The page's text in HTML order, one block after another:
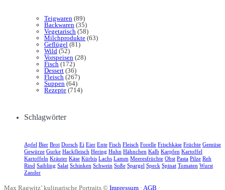
Teigwaren (89)
Backwaren (35)
Vegetarisch (58)
Milchprodukte (63)
Geflügel (81)
Wild (52)
Vorspeisen (28)
Fisch (172)
Dessert (36)
Fleisch (267)
Suppen (64)
Rezepte (714)
Schlagwörter
Apfel Bier Brot Dorsch Ei Eier Ente Fisch Fleisch Forelle Frischkäse Früchte Gemüse
Gewürze Gurke Hackfleisch Hering Huhn Hähnchen Kalb Karpfen Kartoffel
Kartoffeln Kräuter Käse Kürbis Lachs Lamm Meeresfrüchte Obst Pasta Pilze Reh
Rind Saibling Salat Schinken Schwein Soße Spargel Speck Spinat Tomaten Wurst
Zander
Max Ragwitz’ kulinarische Portraits © Impressum · AGB ·